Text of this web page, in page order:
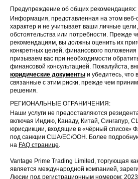
Предупреждение об общих рекомендациях:
Информация, представленная на этом веб-
характер и не учитывает ваши личные
обстоятельства или потребности. Прежде
рекомендациям, вы должны оценить их
конкретных целей, финансового
призываем вас при необходимости
финансовой консультацией. Пожалуйста,
юридические документы и убедитесь, что
связанные с этим риски, прежде чем
решения.
РЕГИОНАЛЬНЫЕ ОГРАНИЧЕНИЯ:
Наши услуги не предоставляются
включая Индию, Канаду, Китай, Сингапур,
юрисдикции, входящие в «чёрный список»
под санкции США/ЕС/ООН. Более
на FAQ странице.
Vantage Prime Trading Limited, торгующая
является международной компанией,
Люсии под регистрационным номером: